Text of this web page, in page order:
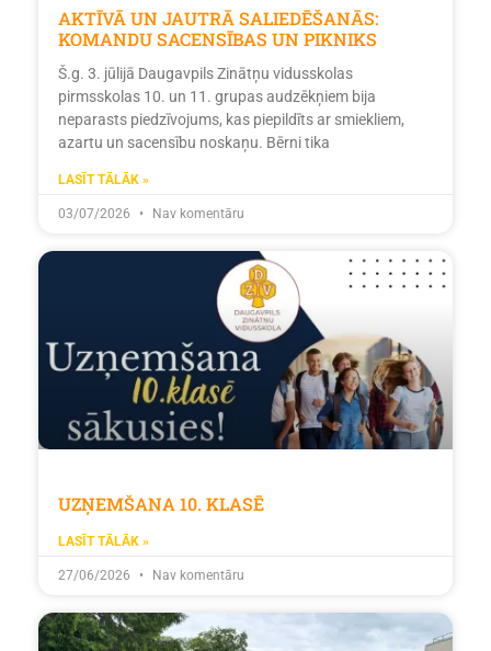
AKTĪVĀ UN JAUTRĀ SALIEDĒŠANĀS:
KOMANDU SACENSĪBAS UN PIKNIKS
Š.g. 3. jūlijā Daugavpils Zinātņu vidusskolas
pirmsskolas 10. un 11. grupas audzēkņiem bija
neparasts piedzīvojums, kas piepildīts ar smiekliem,
azartu un sacensību noskaņu. Bērni tika
LASĪT TĀLĀK »
03/07/2026 Nav komentāru
UZŅEMŠANA 10. KLASĒ
LASĪT TĀLĀK »
27/06/2026 Nav komentāru